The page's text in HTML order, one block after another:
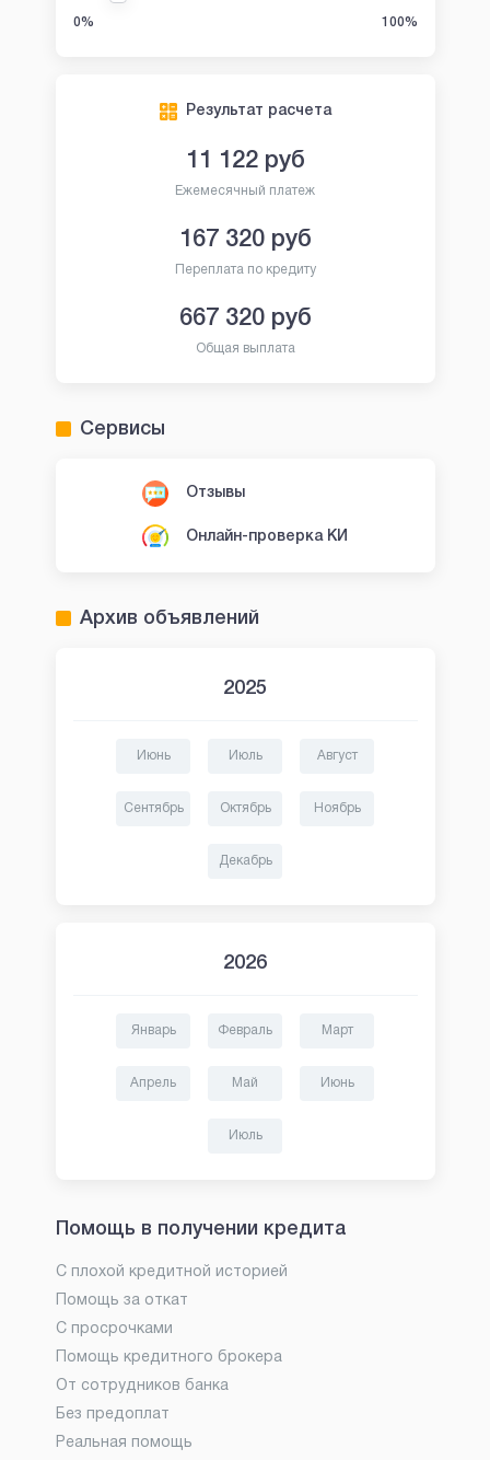
0% 100%
Результат расчета
11 122руб
Ежемесячный платеж
167 320руб
Переплата по кредиту
667 320руб
Общая выплата
Сервисы
Отзывы
Онлайн-проверка КИ
Архив объявлений
2025
Июнь Июль Август
Сентябрь Октябрь Ноябрь
Декабрь
2026
Январь Февраль Март
Апрель Май Июнь
Июль
Помощь в получении кредита
С плохой кредитной историей
Помощь за откат
С просрочками
Помощь кредитного брокера
От сотрудников банка
Без предоплат
Реальная помощь